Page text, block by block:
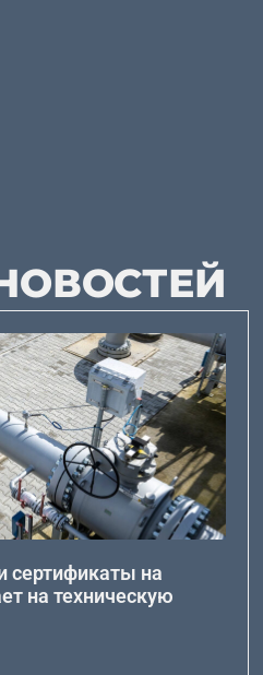
сертификаты на
на техническую